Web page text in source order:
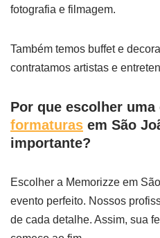
fotografia e filmagem.
Também temos buffet e
contratamos artistas e
Por que escolher uma
formaturas em São
importante?
Escolher a Memorizze em
evento perfeito. Nossos
de cada detalhe. Assim, sua